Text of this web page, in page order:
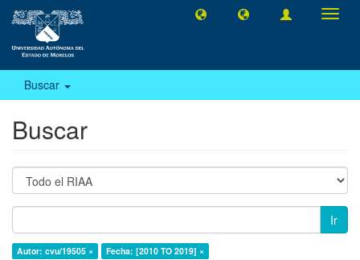
Buscar
Buscar
Ir
Autor: cvu/19505 × Fecha: [2010 TO 2019] ×